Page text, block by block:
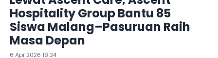
Hospitality Group Bantu 85
Siswa Malang–Pasuruan Raih
Masa Depan
6 Apr 2026 18:34